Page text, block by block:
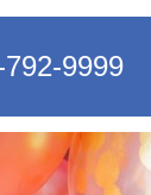
792-9999